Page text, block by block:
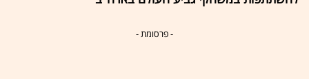
- פרסומת -